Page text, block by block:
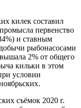
килек составил
первенство
и ставным
рыбонасосами
2% от общего
кильки в этом
условии
съёмок 2020 г.